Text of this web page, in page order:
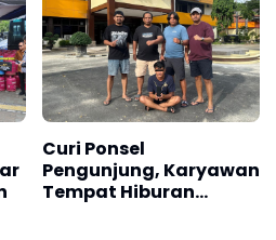
Curi Ponsel
Pengunjung, Karyawan
Tempat Hiburan